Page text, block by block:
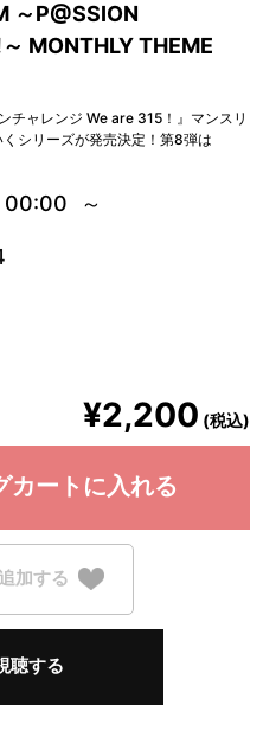
～P@SSION
MONTHLY THEME
チャレンジ We are 315！』マンスリ
シリーズが発売決定！第8弾は
00:00
¥2,200 (税込)
カートに入れる
加する
聴する